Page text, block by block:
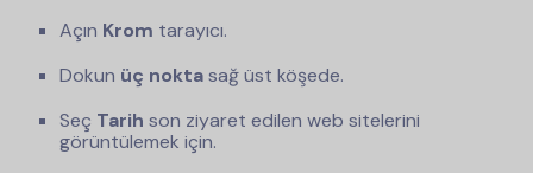
Açın Krom tarayıcı.
Dokun üç noktasağ üst köşede.
Seç Tarih son ziyaret edilen web sitelerini
görüntülemek için.